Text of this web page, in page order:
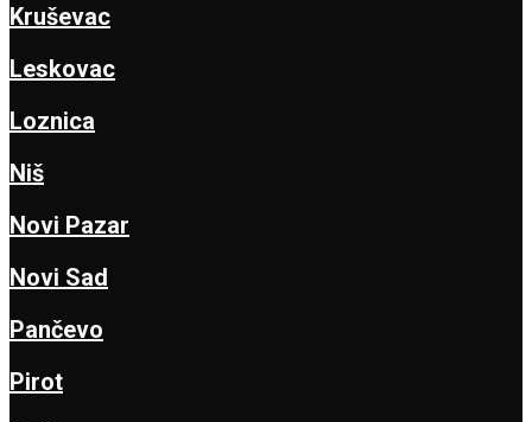
Kruševac
Leskovac
Loznica
Niš
Novi Pazar
Novi Sad
Pančevo
Pirot